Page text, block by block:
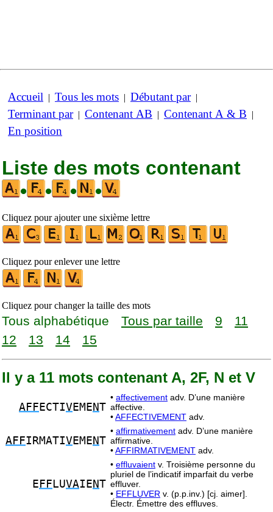
Accueil | Tous les mots | Débutant par|
Terminant par| Contenant AB | Contenant A & B |
En position
Liste des mots contenant
•
• • •
Cliquez pour ajouter une sixième lettre
Cliquez pour enlever une lettre
Cliquez pour changer la taille des mots
Tous alphabétique Tous par taille 9
11
12
13 14 15
Il y a 11 mots contenant A, 2F, N et V
AFF ECTIVEME NT
• affectivement adv. D’une manière
affective.
•AFFECTIVEMENT adv.
AFFIRMATIVEME NT
• affirmativement adv. D’une manière
affirmative.
•AFFIRMATIVEMENT adv.
E FF LUVAIE NT
• effluvaient v. Troisième personne du
pluriel de l’indicatif imparfait du verbe
effluver.
• EFFLUVER v. (p.p.inv.) [cj. aimer].
Électr. Émettre des effluves.